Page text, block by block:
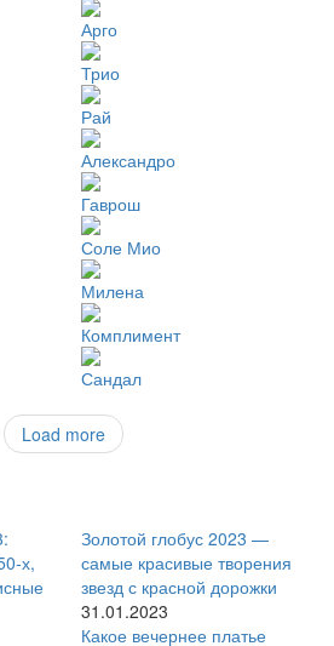
Арго
Трио
Рай
Александро
Гаврош
Соле Мио
Милена
Комплимент
Сандал
Load more
х,
Золотой глобус 2023 —
самые красивые творения
звезд с красной дорожки
31.01.2023
Какое вечернее платье